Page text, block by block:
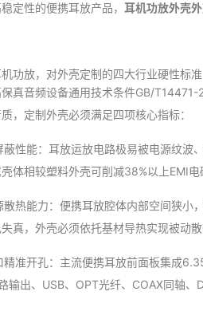
定性的便携耳放产品， 耳机功放外壳
功放，对外壳定制的四大行业硬性标准
真音频设备通用技术条件GB/
，定制外壳必须满足四项核心指标：
性能：耳放运放电路极易被电源纹波
体相较塑料外壳可削减38%以上EMI电
热能力：便携耳放腔体内部空间狭小
真，外壳必须依托基材导热实现被动
准开孔：主流便携耳放前面板集成
输出、USB、OPT光纤、COAX同轴